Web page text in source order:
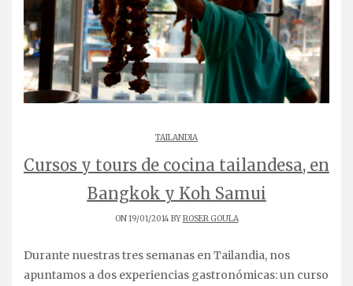
TAILANDIA
Cursos y tours de cocina tailandesa, en
Bangkok y Koh Samui
ON 19/01/2014 BYROSER GOULA
Durante nuestras tres semanas en Tailandia, nos
apuntamos a dos experiencias gastronómicas: un curso